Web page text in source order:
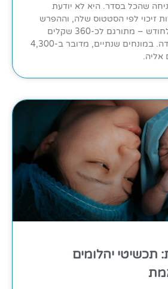
שהכל בסדר. היא לא יודעת
לה 4 נקודות זיכוי לפי הסטטוס שלה, וההפרש
הזה – 1.5 נקודות לחודש – מתורגם לכ-360 שקלים
בחודש שהיא מפסידה. במונחים שנתיים, מדובר ב-4,300
אליה.
תכשיטי יהלומים